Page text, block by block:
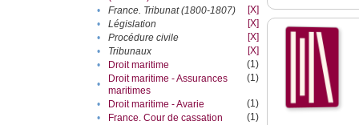
• France. Tribunat (1800-1807)
[X]
•
Législation
[X]
•
Procédure civile
[X]
•
Tribunaux
[X]
•
Droit maritime
(1)
•
Droit maritime - Assurances
maritimes
(1)
• Droit maritime - Avarie
(1)
•
France. Cour de cassation
(1)